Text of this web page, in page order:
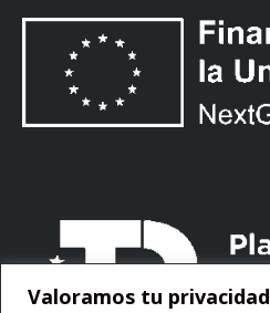
Valoramos tu privacidad